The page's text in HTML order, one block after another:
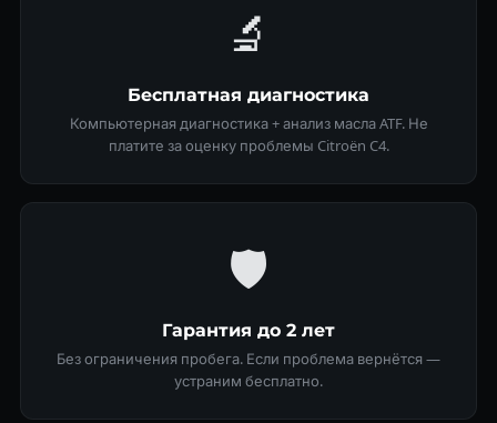
🔬
Бесплатная диагностика
Компьютерная диагностика + анализ масла ATF. Не
платите за оценку проблемы Citroën C4.
🛡
Гарантия до 2 лет
Без ограничения пробега. Если проблема вернётся —
устраним бесплатно.